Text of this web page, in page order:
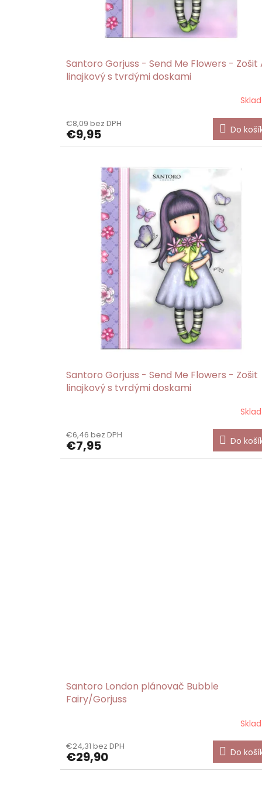
Santoro Gorjuss - Send Me Flowers - Zošit
linajkový s tvrdými doskami
€8,09 bez DPH
€9,95 Do
Santoro Gorjuss - Send Me Flowers - Zošit
linajkový s tvrdými doskami
€6,46 bez DPH
€7,95 Do
Santoro London plánovač Bubble
Fairy/Gorjuss
€24,31 bez DPH
€29,90 Do